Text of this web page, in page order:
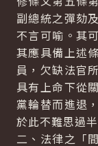
副總統之彈劾
不言可喻。其
其應具備上述
員，欠缺法官
具有上命下從
黨輪替而進退
於此不難思過半
二、法律之「